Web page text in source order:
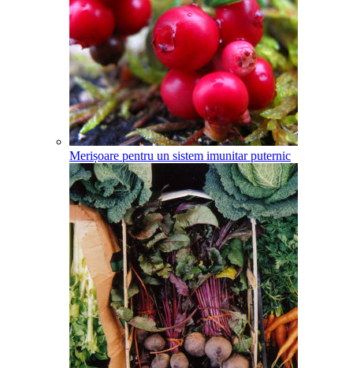
Merișoare pentru un sistem imunitar puternic